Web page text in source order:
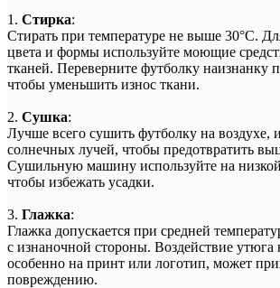
1. Стирка:
Стирать при температуре не выше 30°C.
цвета и формы используйте моющие
тканей. Переверните футболку наизнанку
чтобы уменьшить износ ткани.
2. Сушка:
Лучше всего сушить футболку на воздухе,
солнечных лучей, чтобы предотвратить
Сушильную машину используйте на низкой
чтобы избежать усадки.
3. Глажка:
Глажка допускается при средней
с изнаночной стороны. Воздействие утюга
особенно на принт или логотип, может
повреждению.